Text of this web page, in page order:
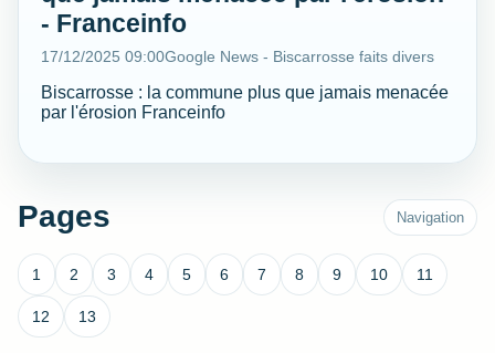
- Franceinfo
17/12/2025 09:00Google News - Biscarrosse faits divers
Biscarrosse : la commune plus que jamais menacée
par l'érosion Franceinfo
Pages Navigation
1 2 3 4 5 6 7 8 9 10 11
12 13